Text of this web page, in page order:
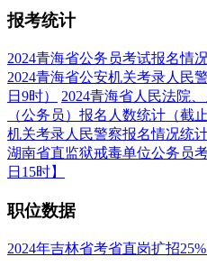
报考统计
2024青海省公务员考试报名情
2024青海省公安机关考录人民
日9时）
2024青海省人民法院
（公务员）报名人数统计（截
机关考录人民警察报名情况统
湖南省直监狱戒毒单位公务员
日15时】
职位数据
2024年吉林省考省直岗扩招